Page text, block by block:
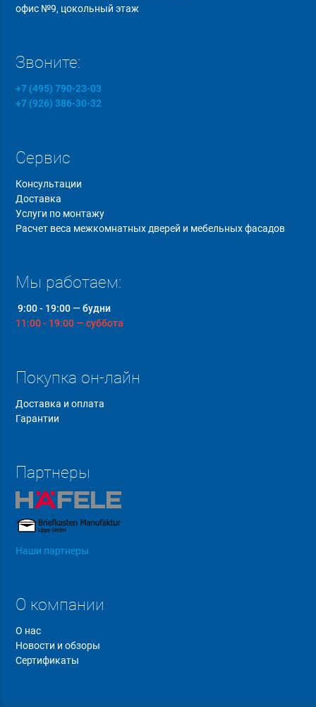
офис №9, цокольный этаж
Звоните:
+7 (495) 790-23-03
+7 (926) 386-30-32
Сервис
Консультации
Доставка
Услуги по монтажу
Расчет веса межкомнатных дверей и мебельных фасадов
Мы работаем:
9:00 - 19:00 — будни
11:00 - 19:00 — суббота
Покупка он-лайн
Доставка и оплата
Гарантии
Партнеры
Наши партнеры
О компании
О нас
Новости и обзоры
Сертификаты